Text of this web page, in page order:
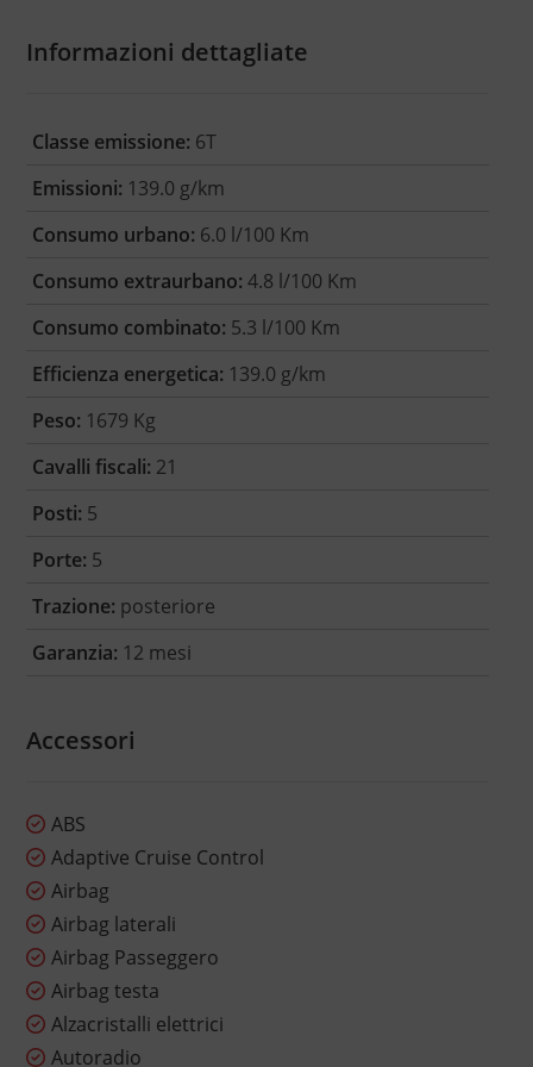
Informazioni dettagliate
Classe emissione: 6T
Emissioni: 139.0 g/km
Consumo urbano: 6.0 l/100 Km
Consumo extraurbano: 4.8 l/100 Km
Consumo combinato: 5.3 l/100 Km
Efficienza energetica: 139.0 g/km
Peso: 1679 Kg
Cavalli fiscali: 21
Posti: 5
Porte: 5
Trazione: posteriore
Garanzia: 12 mesi
Accessori
ABS
Adaptive Cruise Control
Airbag
Airbag laterali
Airbag Passeggero
Airbag testa
Alzacristalli elettrici
Autoradio